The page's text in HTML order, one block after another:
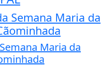
Semana Maria da
Maria da